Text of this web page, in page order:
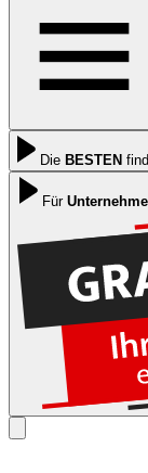
Die BESTEN
Für